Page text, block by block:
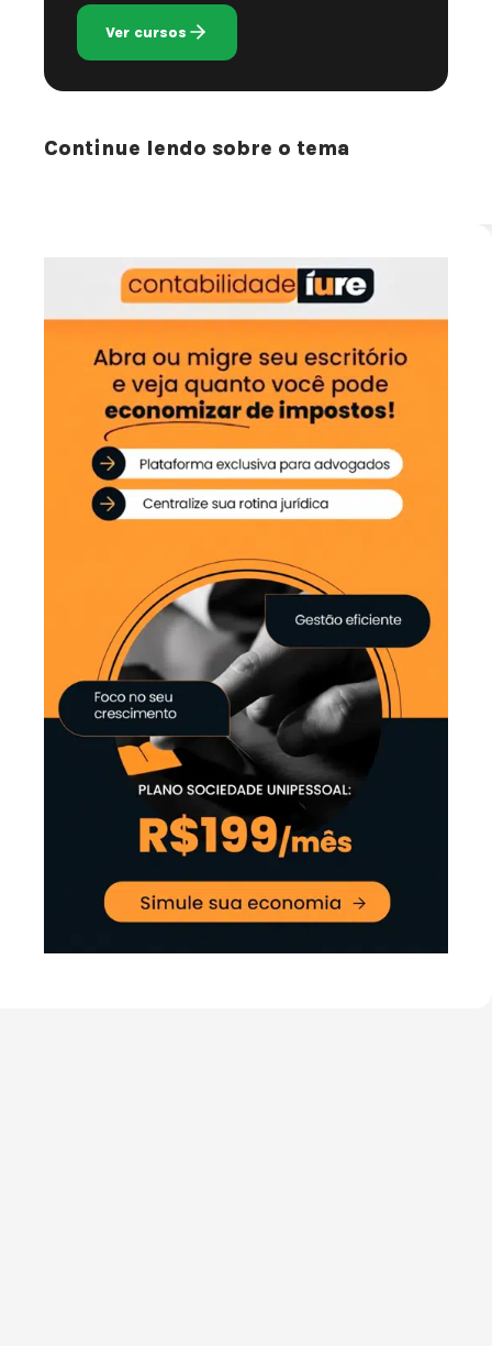
Ver cursos
Continue lendo sobre o tema